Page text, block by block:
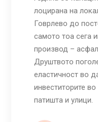
лоцирана на
Говрлево до
самото тоа сега
производ –
Друштвото
еластичност во
инвеститорите
патишта и улици.